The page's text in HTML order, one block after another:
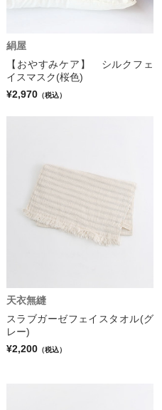
絹屋
【おやすみケア】 シルクフェ
イスマスク(桜色)
¥2,970 （税込）
天衣無縫
スラブガーゼフェイスタオル(グ
レー)
¥2,200 （税込）